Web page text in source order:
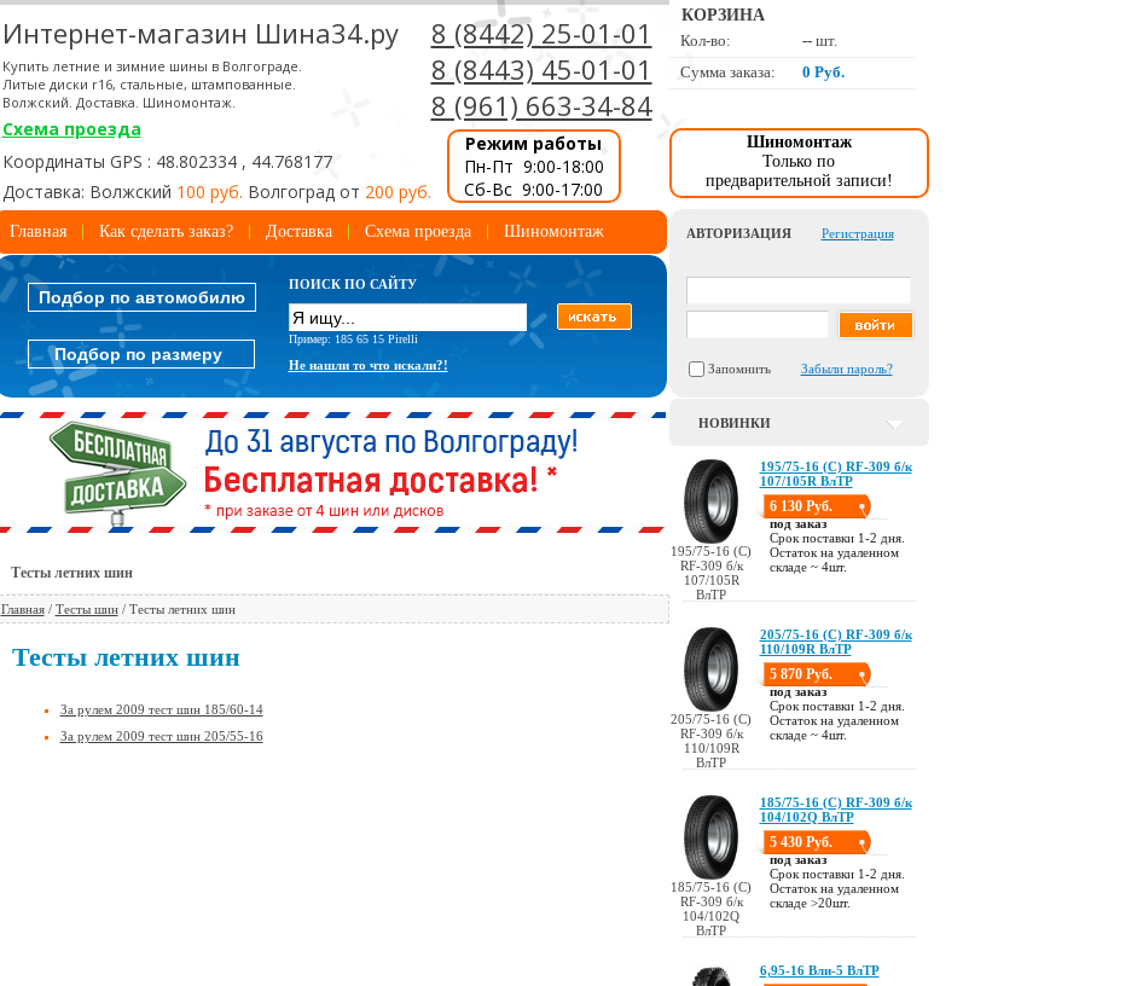
Интернет-магазин Шина34.ру
Купить летние и зимние шины в Волгограде.
Литые диски r16, стальные, штампованные.
Волжский. Доставка. Шиномонтаж.
Схема проезда
Координаты GPS : 48.802334 , 44.768177
Доставка: Волжский 100 руб. Волгоград от 200 руб.
8 (8442) 25-01-01
8 (8443) 45-01-01
8 (961) 663-34-84
Режим работы
Пн-Пт 9:00-18:00
Сб-Вс 9:00-17:00
КОРЗИНА
Кол-во:
--шт.
Сумма заказа:
0 Руб.
Шиномонтаж
Только по
предварительной записи!
Главная Как сделать заказ? Доставка Схема проезда Шиномонтаж
ПОИСК ПО САЙТУ
Пример: 185 65 15 Pirelli
Не нашли то что искали?!
Подбор по автомобилю
Подбор по размеру
Тесты летних шин
Главная/ Тесты шин/ Тесты летних шин
Тесты летних шин
За рулем 2009 тест шин 185/60-14
За рулем 2009 тест шин 205/55-16
АВТОРИЗАЦИЯ Регистрация
Запомнить Забыли пароль?
НОВИНКИ
195/75-16 (С)
RF-309 б/к
107/105R
ВлТР
195/75-16 (С) RF-309 б/к
107/105R ВлТР
6 130 Руб.
под заказ
Срок поставки 1-2 дня.
Остаток на удаленном
складе ~ 4шт.
205/75-16 (С)
RF-309 б/к
110/109R
ВлТР
205/75-16 (С) RF-309 б/к
110/109R ВлТР
5 870 Руб.
под заказ
Срок поставки 1-2 дня.
Остаток на удаленном
складе ~ 4шт.
185/75-16 (С)
RF-309 б/к
104/102Q
ВлТР
185/75-16 (С) RF-309 б/к
104/102Q ВлТР
5 430 Руб.
под заказ
Срок поставки 1-2 дня.
Остаток на удаленном
складе >20шт.
6,95-16 Вли-5 ВлТР